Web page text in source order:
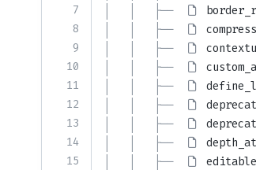
7
8
9
10
11
12
13
14
15
│   │   ├──
│   │   ├──
│   │   ├──
│   │   ├──
│   │   ├──
│   │   ├──
│   │   ├──
│   │   ├──
│   │   ├──